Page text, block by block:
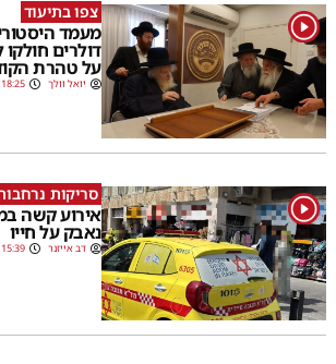
1 צפו בתיעוד
מעמד היסטורי
דולרים
על טהרת
יואל וולך 18:25
1 סריקות
נאבק על חייו
דב אייזנר 15:39